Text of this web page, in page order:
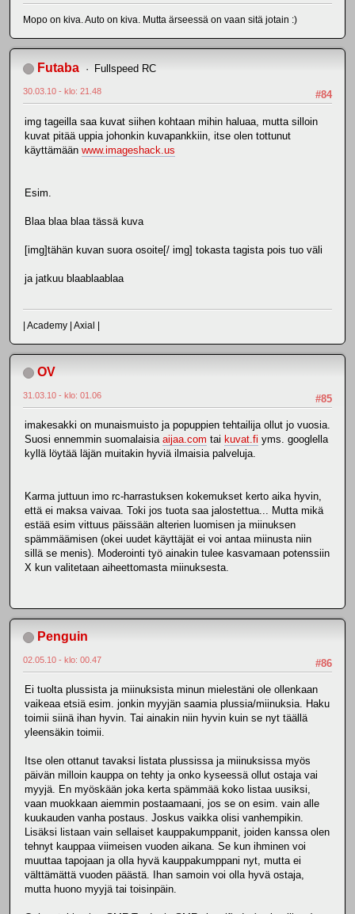
Mopo on kiva. Auto on kiva. Mutta ärseessä on vaan sitä jotain :)
Futaba Fullspeed RC
#84
30.03.10 - klo: 21.48
img tageilla saa kuvat siihen kohtaan mihin haluaa, mutta silloin
kuvat pitää uppia johonkin kuvapankkiin, itse olen tottunut
käyttämään www.imageshack.us
Esim.
Blaa blaa blaa tässä kuva
[img]tähän kuvan suora osoite[/ img] tokasta tagista pois tuo väli
ja jatkuu blaablaablaa
| Academy | Axial |
OV
#85
31.03.10 - klo: 01.06
imakesakki on munaismuisto ja popuppien tehtailija ollut jo vuosia.
Suosi ennemmin suomalaisia aijaa.com tai kuvat.fi yms. googlella
kyllä löytää läjän muitakin hyviä ilmaisia palveluja.
Karma juttuun imo rc-harrastuksen kokemukset kerto aika hyvin,
että ei maksa vaivaa. Toki jos tuota saa jalostettua... Mutta mikä
estää esim vittuus päissään alterien luomisen ja miinuksen
spämmäämisen (okei uudet käyttäjät ei voi antaa miinusta niin
sillä se menis). Moderointi työ ainakin tulee kasvamaan potenssiin
X kun valitetaan aiheettomasta miinuksesta.
Penguin
#86
02.05.10 - klo: 00.47
Ei tuolta plussista ja miinuksista minun mielestäni ole ollenkaan
vaikeaa etsiä esim. jonkin myyjän saamia plussia/miinuksia. Haku
toimii siinä ihan hyvin. Tai ainakin niin hyvin kuin se nyt täällä
yleensäkin toimii.
Itse olen ottanut tavaksi listata plussissa ja miinuksissa myös
päivän milloin kauppa on tehty ja onko kyseessä ollut ostaja vai
myyjä. En myöskään joka kerta spämmää koko listaa uusiksi,
vaan muokkaan aiemmin postaamaani, jos se on esim. vain alle
kuukauden vanha postaus. Joskus vaikka olisi vanhempikin.
Lisäksi listaan vain sellaiset kauppakumppanit, joiden kanssa olen
tehnyt kauppaa viimeisen vuoden aikana. Se kun ihminen voi
muuttaa tapojaan ja olla hyvä kauppakumppani nyt, mutta ei
välttämättä vuoden päästä. Ihan samoin voi olla hyvä ostaja,
mutta huono myyjä tai toisinpäin.